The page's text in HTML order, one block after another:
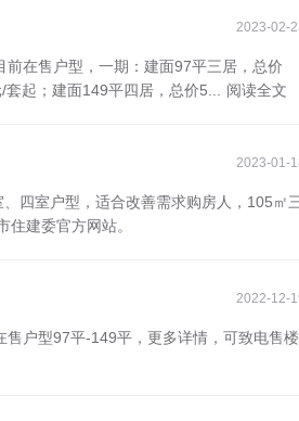
2023-02-
在售户型，一期：建面97平三居，总价
起；建面149平四居，总价5...
阅读全文
2023-01-
四室户型，适合改善需求购房人，105㎡
建委官方网站。
2022-12-
户型97平-149平，更多详情，可致电售楼